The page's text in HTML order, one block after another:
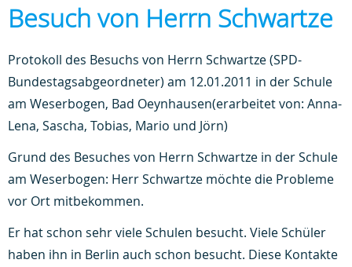
Besuch von Herrn Schwartze
Protokoll des Besuchs von Herrn Schwartze (SPD-
Bundestagsabgeordneter) am 12.01.2011 in der Schule
am Weserbogen, Bad Oeynhausen(erarbeitet von: Anna-
Lena, Sascha, Tobias, Mario und Jörn)
Grund des Besuches von Herrn Schwartze in der Schule
am Weserbogen: Herr Schwartze möchte die Probleme
vor Ort mitbekommen.
Er hat schon sehr viele Schulen besucht. Viele Schüler
haben ihn in Berlin auch schon besucht. Diese Kontakte